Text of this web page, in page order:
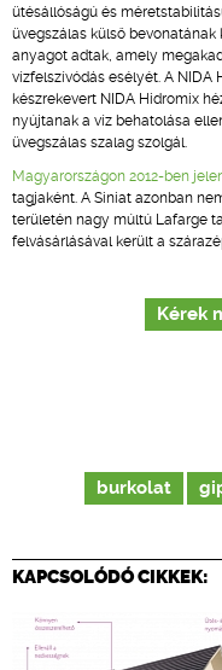
ütésállóságú és
üvegszálas külső
anyagot adtak, amely
vízfelszívódás esélyét. A NIDA
készrekevert NIDA Hidromix
nyújtanak a víz behatolása
üvegszálas szalag szolgál.
Magyarországon 2012-ben
tagjaként. A Siniat azonban
területén nagy múltú Lafarge
felvásárlásával került a
Kérek
burkolat
KAPCSOLÓDÓ CIKKEK: